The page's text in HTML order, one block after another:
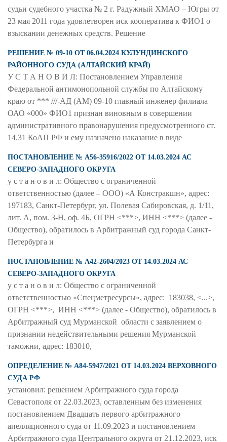
судьи судебного участка № 2 г. Радужный ХМАО – Югры от
23 мая 2011 года удовлетворен иск кооператива к ФИО1 о
взыскании денежных средств. Решение
РЕШЕНИЕ № 09-10 ОТ 06.04.2024 КУЛУНДИНСКОГО
РАЙОННОГО СУДА (АЛТАЙСКИЙ КРАЙ)
У С Т А Н О В И Л: Постановлением Управления
Федеральной антимонопольной службы по Алтайскому
краю от *** ///-АД (АМ) 09-10 главный инженер филиала
ОАО «000» ФИО1 признан виновным в совершении
административного правонарушения предусмотренного ст.
14.31 КоАП РФ и ему назначено наказание в виде
ПОСТАНОВЛЕНИЕ № А56-35916/2022 ОТ 14.03.2024 АС
СЕВЕРО-ЗАПАДНОГО ОКРУГА
у с т а н о в и л: Общество с ограниченной
ответственностью (далее – ООО) «А Констракшн», адрес:
197183, Санкт-Петербург, ул. Полевая Сабировская, д. 1/11,
лит. А, пом. 3-Н, оф. 4Б, ОГРН <***>, ИНН <***> (далее -
Общество), обратилось в Арбитражный суд города Санкт-
Петербурга и
ПОСТАНОВЛЕНИЕ № А42-2604/2023 ОТ 14.03.2024 АС
СЕВЕРО-ЗАПАДНОГО ОКРУГА
у с т а н о в и л: Общество с ограниченной
ответственностью «Спецметресурсы», адрес: 183038, <...>,
ОГРН <***>, ИНН <***> (далее - Общество), обратилось в
Арбитражный суд Мурманской области с заявлением о
признании недействительными решения Мурманской
таможни, адрес: 183010,
ОПРЕДЕЛЕНИЕ № А84-5947/2021 ОТ 14.03.2024 ВЕРХОВНОГО
СУДА РФ
установил: решением Арбитражного суда города
Севастополя от 22.03.2023, оставленным без изменения
постановлением Двадцать первого арбитражного
апелляционного суда от 11.09.2023 и постановлением
Арбитражного суда Центрального округа от 21.12.2023, иск